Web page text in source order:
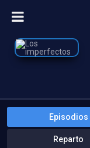
Episodios
Reparto